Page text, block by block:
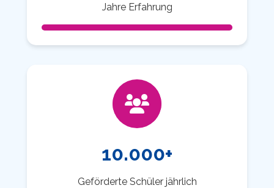
Jahre Erfahrung
10.000+
Geförderte Schüler jährlich